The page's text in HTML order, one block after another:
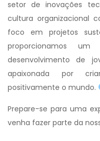
setor de inovações
cultura organizacional
foco em projetos
proporcionamos
desenvolvimento de
apaixonada por
positivamente o mundo.
Prepare-se para uma
venha fazer parte da